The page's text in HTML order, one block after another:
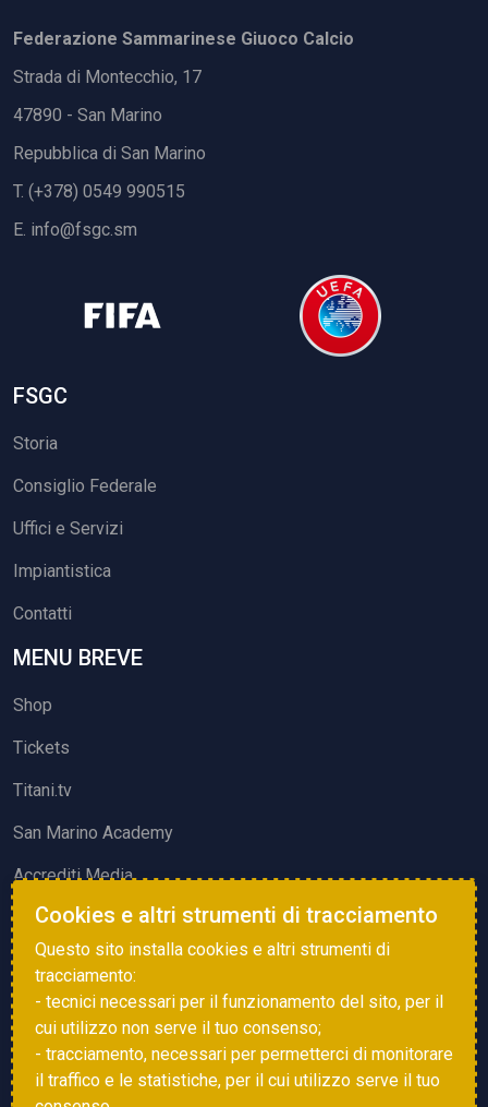
Federazione Sammarinese Giuoco Calcio
Strada di Montecchio, 17
47890 - San Marino
Repubblica di San Marino
T. (+378) 0549 990515
E. info@fsgc.sm
FSGC
Storia
Consiglio Federale
Uffici e Servizi
Impiantistica
Contatti
MENU BREVE
Shop
Tickets
Titani.tv
San Marino Academy
Accrediti Media
ATTIVITÀ ED EVENTI
Squadre di Calcio
Associazione Sammarinese Arbitri
Vota gol e parata
Cookies e altri strumenti di tracciamento
Questo sito installa cookies e altri strumenti di
tracciamento:
- tecnici necessari per il funzionamento del sito, per il
cui utilizzo non serve il tuo consenso;
- tracciamento, necessari per permetterci di monitorare
il traffico e le statistiche, per il cui utilizzo serve il tuo